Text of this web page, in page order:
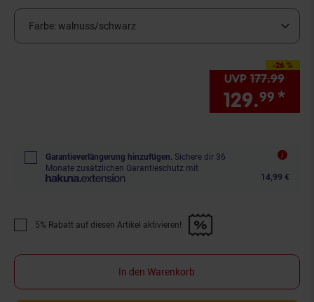
Farbe: walnuss/schwarz
-26 %
Sie Sparen 26
UVP177.99UVP
129.99 *
Garantieverlängerung hinzufügen. Sichere dir 36
Monate zusätzlichen Garantieschutz mit
14,99 €
Promotion "5% Rabatt auf diesen Artikel aktivieren!" anwenden
5% Rabatt auf diesen Artikel aktivieren!
In den Warenkorb